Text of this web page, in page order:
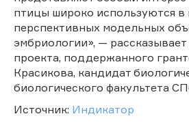
птицы широко используются в
перспективных модельных
эмбриологии», —
проекта, поддержанного
Красикова, кандидат
биологического факультета
Источник: Индикатор